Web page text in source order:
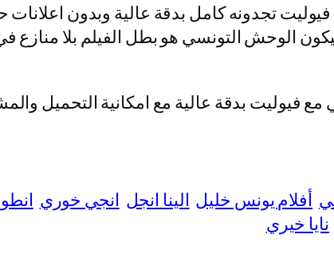
تجدونه كامل بدقة عالية وبدون
الوحش التونسي هو بطل الفيلم بلا
فيوليت بدقة عالية مع امكانية التحميل
أفلام يونس خليل الينا انجل انجي خوري
نايا خيري